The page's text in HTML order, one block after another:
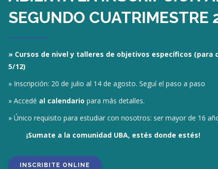
SEGUNDO CUATRIMESTRE
» Cursos de nivel y talleres de objetivos específicos (para
5/12)
» Inscripción: 20 de julio al 14 de agosto. Seguí el paso a paso
» Accedé al calendario para más detalles.
» Único requisito para estudiar con nosotros: ser mayor de 16
¡Sumate a la comunidad UBA, estés donde estés!
INSCRIBITE ONLINE